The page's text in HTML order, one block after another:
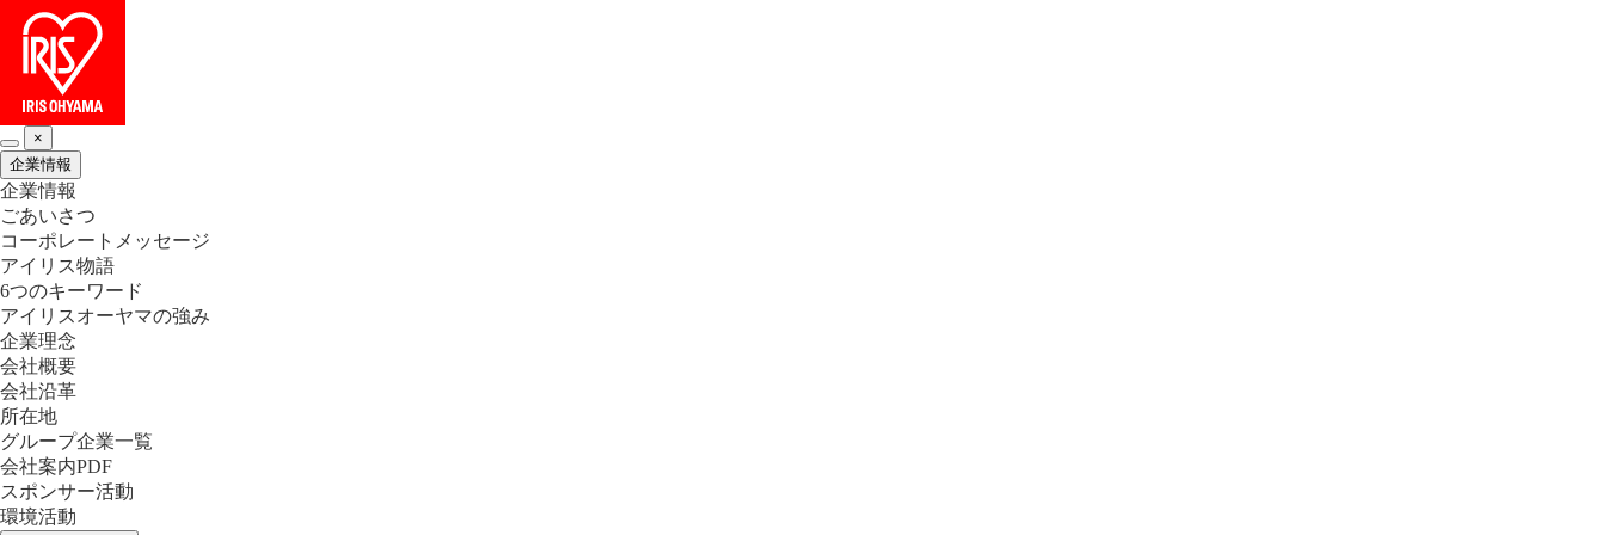
×
企業情報
企業情報
ごあいさつ
コーポレートメッセージ
アイリス物語
6つのキーワード
アイリスオーヤマの強み
企業理念
会社概要
会社沿革
所在地
グループ企業一覧
会社案内PDF
スポンサー活動
環境活動